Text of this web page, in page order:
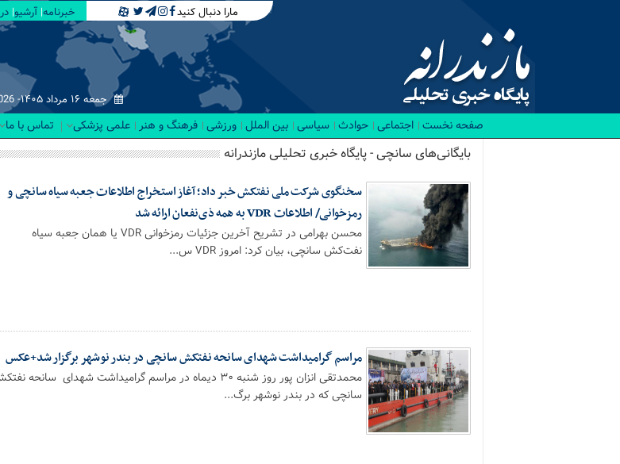
مارا دنبال کنید خبرنامه آرشیو
جمعه ۱۶ مرداد ۱۴۰۵-
صفحه نخست اجتماعی حوادث سیاسی بین الملل ورزشی فرهنگ و هنر علمی پزشکی تماس با ما
بایگانی‌های سانچی - پایگاه خبری تحلیلی مازندرانه
سخنگوی شرکت ملی نفتکش خبر داد; آغاز استخراج اطلاعات جعبه سیاه سانچی و
رمزخوانی/ اطلاعات VDR به همه ذی‌نفعان ارائه شد
محسن بهرامی در تشریح آخرین جزئیات رمزخوانی VDR یا همان جعبه سیاه
نفت‌کش سانچی، بیان کرد: امروز VDR س...
مراسم گرامیداشت شهدای سانحه نفتکش سانچی در بندر نوشهر برگزار شد+عکس
محمدتقی انزان پور روز شنبه ۳۰ دیماه در مراسم گرامیداشت شهدای سانحه
سانچی که در بندر نوشهر برگ...